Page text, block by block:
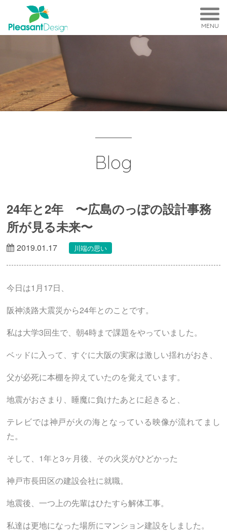
MENU
Blog
24年と2年 〜広島のっぽの設計事務
所が見る未来〜
2019.01.17 川端の思い
今日は1月17日、
阪神淡路大震災から24年とのことです。
私は大学3回生で、朝4時まで課題をやっていました。
ベッドに入って、すぐに大阪の実家は激しい揺れがおき、
父が必死に本棚を抑えていたのを覚えています。
地震がおさまり、睡魔に負けたあとに起きると、
テレビでは神戸が火の海となっている映像が流れてまし
た。
そして、1年と3ヶ月後、その火災がひどかった
神戸市長田区の建設会社に就職。
地震後、一つ上の先輩はひたすら解体工事。
私達は更地になった場所にマンション建設をしました。